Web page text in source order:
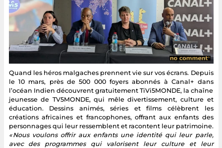
Quand les héros malgaches prennent vie sur vos écrans. Depuis
le 10 mars, près de 500 000 foyers abonnés à Canal+ dans
l’océan Indien découvrent gratuitement TiVi5MONDE, la chaîne
jeunesse de TV5MONDE, qui mêle divertissement, culture et
éducation. Dessins animés, séries et films célèbrent les
créations africaines et francophones, offrant aux enfants des
personnages qui leur ressemblent et racontent leur patrimoine.
« Nous voulons offrir aux enfants une identité qui leur parle,
avec des programmes qui valorisent leur culture et leur